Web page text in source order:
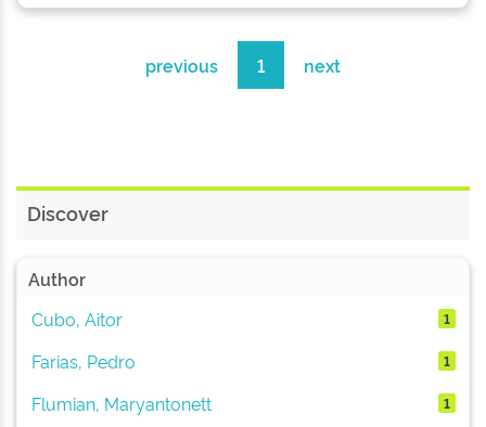
previous 1 next
Discover
Author
Cubo, Aitor
1
Farias, Pedro 1
Flumian, Maryantonett 1